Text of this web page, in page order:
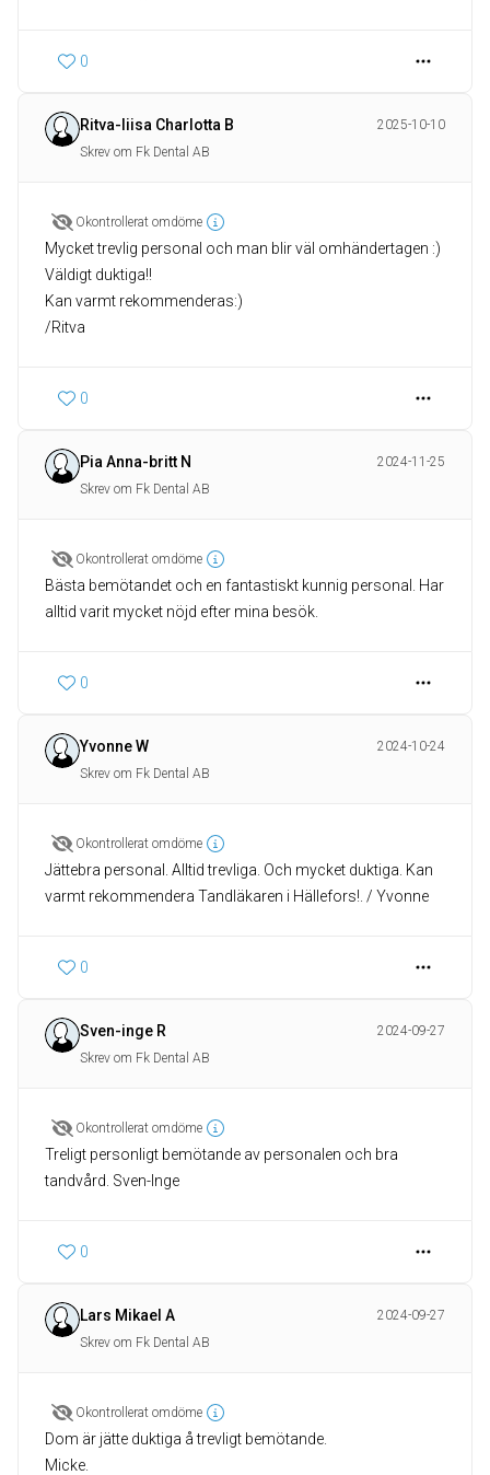
0
Ritva-liisa Charlotta B
2025-10-10
Skrev om Fk Dental AB
Okontrollerat omdöme
Mycket trevlig personal och man blir väl omhändertagen :)
Väldigt duktiga!!
Kan varmt rekommenderas:)
/Ritva
0
Pia Anna-britt N
2024-11-25
Skrev om Fk Dental AB
Okontrollerat omdöme
Bästa bemötandet och en fantastiskt kunnig personal. Har
alltid varit mycket nöjd efter mina besök.
0
Yvonne W
2024-10-24
Skrev om Fk Dental AB
Okontrollerat omdöme
Jättebra personal. Alltid trevliga. Och mycket duktiga. Kan
varmt rekommendera Tandläkaren i Hällefors!. / Yvonne
0
Sven-inge R
2024-09-27
Skrev om Fk Dental AB
Okontrollerat omdöme
Treligt personligt bemötande av personalen och bra
tandvård. Sven-Inge
0
Lars Mikael A
2024-09-27
Skrev om Fk Dental AB
Okontrollerat omdöme
Dom är jätte duktiga å trevligt bemötande.
Micke.